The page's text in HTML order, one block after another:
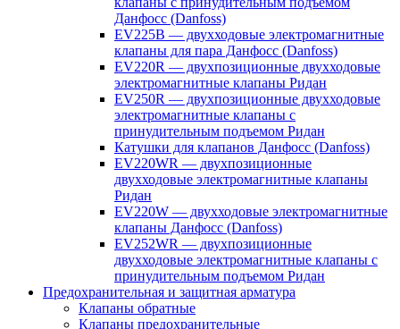
Данфосс (Danfoss)
EV225B — двухходовые электромагнитные
клапаны для пара Данфосс (Danfoss)
EV220R — двухпозиционные двухходовые
электромагнитные клапаны Ридан
EV250R — двухпозиционные двухходовые
электромагнитные клапаны с
принудительным подъемом Ридан
Катушки для клапанов Данфосс (Danfoss)
EV220WR — двухпозиционные
двухходовые электромагнитные клапаны
Ридан
EV220W — двухходовые электромагнитные
клапаны Данфосс (Danfoss)
EV252WR — двухпозиционные
двухходовые электромагнитные клапаны с
принудительным подъемом Ридан
Предохранительная и защитная арматура
Клапаны обратные
Клапаны предохранительные